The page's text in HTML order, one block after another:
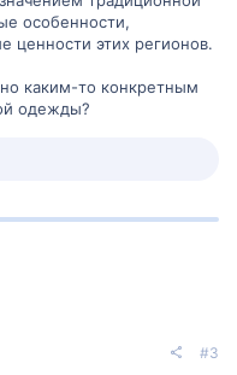
особенности,
ценности этих регионов.
каким-то конкретным
одежды?
#3